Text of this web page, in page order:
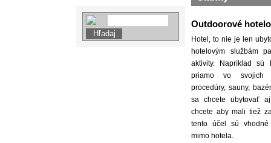
Outdoorové
Hotel, to nie je len
hotelovým službám
aktivity. Napríklad sú
priamo vo svojich
procedúry, sauny,
sa chcete ubytovať
chcete aby mali tiež
tento účel sú
mimo hotela.